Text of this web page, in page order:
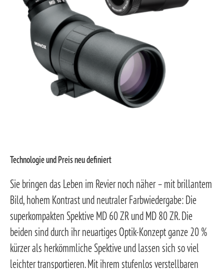
Technologie und Preis neu definiert
Sie bringen das Leben im Revier noch näher – mit brillantem
Bild, hohem Kontrast und neutraler Farbwiedergabe: Die
superkompakten Spektive MD 60 ZR und MD 80 ZR. Die
beiden sind durch ihr neuartiges Optik-Konzept ganze 20 %
kürzer als herkömmliche Spektive und lassen sich so viel
leichter transportieren. Mit ihrem stufenlos verstellbaren